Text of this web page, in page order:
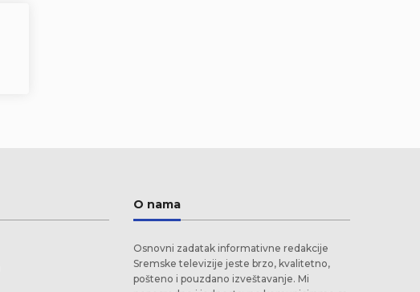
O nama
Osnovni zadatak informativne redakcije
Sremske televizije jeste brzo, kvalitetno,
pošteno i pouzdano izveštavanje. Mi